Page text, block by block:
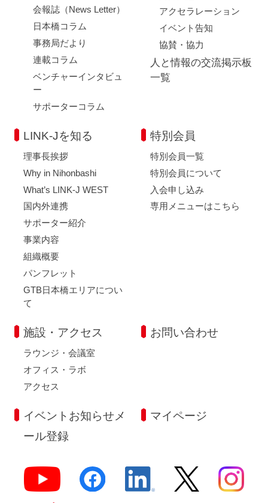
会報誌（News Letter）
日本橋コラム
事務局だより
連載コラム
ベンチャーインタビュ
ー
サポーターコラム
アクセラレーション
イベント告知
協賛・協力
人と情報の交流掲示板
一覧
LINK-Jを知る
理事長挨拶
Why in Nihonbashi
What’s LINK-J WEST
国内外連携
サポーター紹介
事業内容
組織概要
パンフレット
GTB日本橋エリアについ
て
特別会員
特別会員一覧
特別会員について
入会申し込み
専用メニューはこちら
施設・アクセス
ラウンジ・会議室
オフィス・ラボ
アクセス
お問い合わせ
イベントお知らせメ
ール登録
マイページ